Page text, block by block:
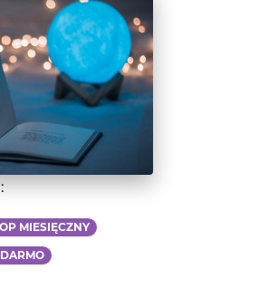
MIESIĘCZNY